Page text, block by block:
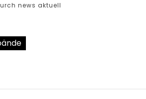
news aktuell